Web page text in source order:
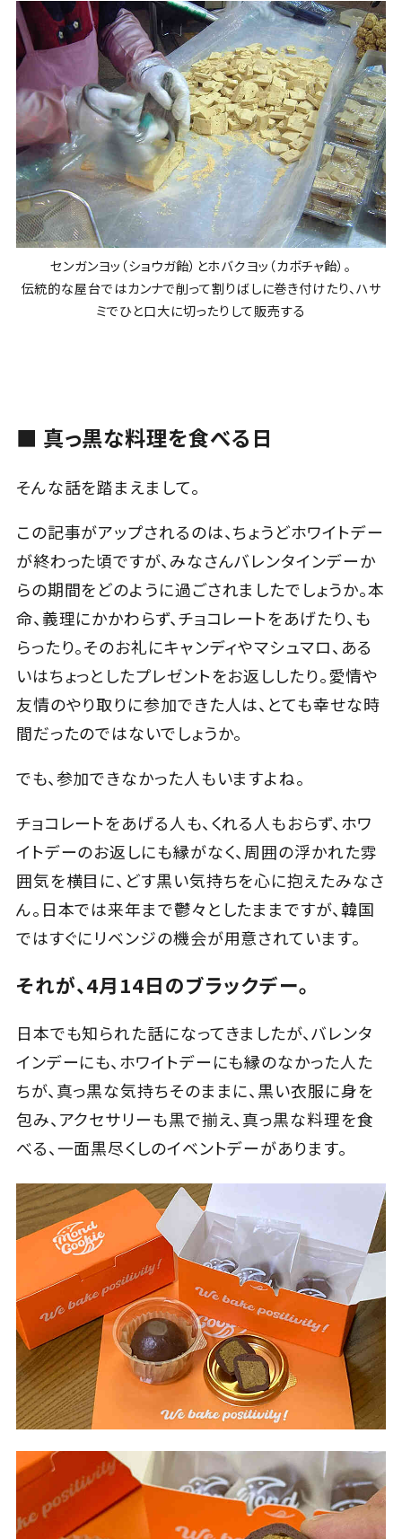
センガンヨッ（ショウガ飴）とホバクヨッ（カボチャ飴）。
伝統的な屋台ではカンナで削って割りばしに巻き付けたり、ハサ
ミでひと口大に切ったりして販売する
■ 真っ黒な料理を食べる日
そんな話を踏まえまして。
この記事がアップされるのは、ちょうどホワイトデー
が終わった頃ですが、みなさんバレンタインデーか
らの期間をどのように過ごされましたでしょうか。本
命、義理にかかわらず、チョコレートをあげたり、も
らったり。そのお礼にキャンディやマシュマロ、ある
いはちょっとしたプレゼントをお返ししたり。愛情や
友情のやり取りに参加できた人は、とても幸せな時
間だったのではないでしょうか。
でも、参加できなかった人もいますよね。
チョコレートをあげる人も、くれる人もおらず、ホワ
イトデーのお返しにも縁がなく、周囲の浮かれた雰
囲気を横目に、どす黒い気持ちを心に抱えたみなさ
ん。日本では来年まで鬱々としたままですが、韓国
ではすぐにリベンジの機会が用意されています。
それが、4月14日のブラックデー。
日本でも知られた話になってきましたが、バレンタ
インデーにも、ホワイトデーにも縁のなかった人た
ちが、真っ黒な気持ちそのままに、黒い衣服に身を
包み、アクセサリーも黒で揃え、真っ黒な料理を食
べる、一面黒尽くしのイベントデーがあります。